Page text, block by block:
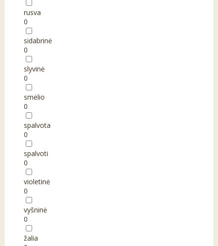
rusva
0
sidabrinė
0
slyvinė
0
smėlio
0
spalvota
0
spalvoti
0
violetinė
0
vyšninė
0
žalia